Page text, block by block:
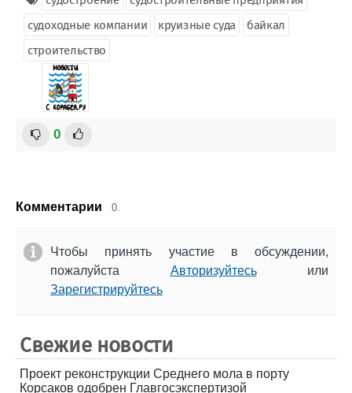
судоходные компании
круизные суда
байкал
строительство
0
Комментарии 0.
Чтобы принять участие в обсуждении,
пожалуйста Авторизуйтесьили
Зарегистрируйтесь
Свежие новости
Проект реконструкции Среднего мола в порту
Корсаков одобрен Главгосэкспертизой